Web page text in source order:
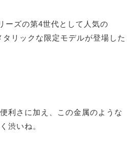
ーズの第4世代として人気の
タリックな限定モデルが登場した
利さに加え、この金属のような
渋いね。